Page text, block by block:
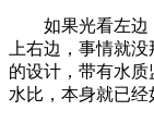
如果光看左边，
上右边，事情就
的设计，带有水
水比，本身就已经